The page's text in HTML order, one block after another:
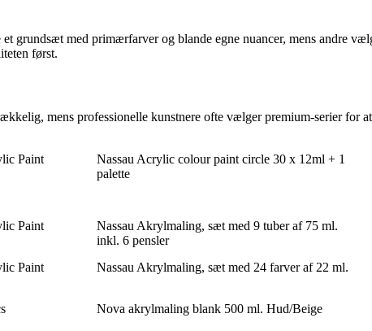
grundsæt med primærfarver og blande egne nuancer, mens andre
først.
mens professionelle kunstnere ofte vælger premium-serier for
Paint
Nassau Acrylic colour paint circle 30 x 12ml + 1
palette
Paint
Nassau Akrylmaling, sæt med 9 tuber af 75 ml.
inkl. 6 pensler
Paint
Nassau Akrylmaling, sæt med 24 farver af 22 ml.
Nova akrylmaling blank 500 ml. Hud/Beige